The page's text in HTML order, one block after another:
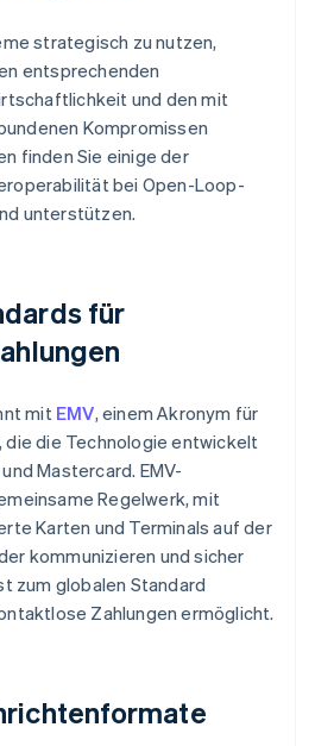
strategisch zu nutzen,
entsprechenden
und den mit
Kompromissen
finden Sie einige der
bei Open-Loop-
unterstützen.
für
mit EMV, einem Akronym für
die die Technologie entwickelt
Mastercard. EMV-
Regelwerk, mit
Karten und Terminals auf der
kommunizieren und sicher
zum globalen Standard
Zahlungen ermöglicht.